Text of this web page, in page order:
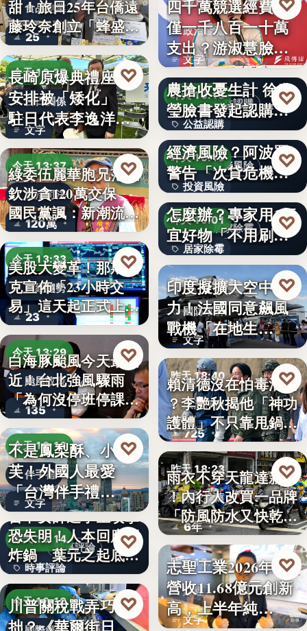
食品創業
25
甜！旅日25年台僑遠
藤玲奈創立「蜂盛
貴…
今天 13:37
台日關係
文字
長崎原爆典禮座位
安排被「矮化」
駐日代表李逸洋缺
席抗議：…
♡
今天 13:37
政治司法
120萬
綠委伍麗華胞兄范織
欽涉貪120萬交保
國民黨諷：新潮流
下…
♡
今天 13:33
財經趨勢
23
美股大變革！那斯達
克宣佈「23小時交
易」這天起正式上
路，…
♡
今天 13:29
颱風政策
135
白海豚颱風今天最接
近！台北強風驟雨
「為何沒停班停課」
？蔣…
♡
今天 13:16
伴手禮
文字
不是鳳梨酥、小泡
芙！外國人最愛
「台灣伴手禮
TOP5」冠軍…
♡
時事評論
今天 13:14
時事評論
18萬
台中女師遭學生攻擊
恐失明！人本回應網
炸鍋 葉元之起底
「…
♡
今天 13:10
川普關稅戰弄巧成
♡
政治金流
文字
四千萬競選經費，
僅一千八百一十萬
支出？游淑慧臉書
追問鄭：…
♡
公益認購
昨天 19:15
公益認購
文字
颱風來襲 五峰鄉果
農搶收憂生計 徐欣
瑩臉書發起認購水
梨行…
♡
投資風險
昨天 19:10
投資風險
文字
AI投資恐成下一個
經濟風險？阿波羅
警告「次貸危機
式」逆轉…
♡
居家除霉
昨天 19:01
居家除霉
文字
牆壁反覆潮濕發霉
怎麼辦？專家用1便
宜好物「不用刷清
除陳年…
♡
昨天 18:45
國防軍購
文字
印度擬擴大空中戰
力！法國同意飆風
戰機「在地生
產」，機隊規…
♡
昨天 18:40
政治評論
725
賴清德沒在怕毒油案
？李艷秋揭他「神功
護體」不只靠甩鍋盧
秀…
♡
昨天 18:23
雨衣推薦
6年
雨衣不穿天龍達新牌
！內行人改買一品牌
「防風防水又快乾、
穿…
♡
昨天 18:21
財經
文字
志聖工業2026年7月
營收11.68億元創新
高，上半年純…
♡